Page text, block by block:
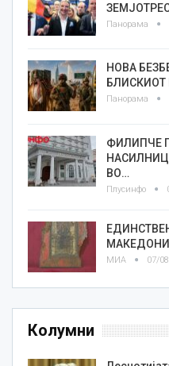
ЗЕМЈОТРЕС
Панорама
НОВА
БЛИСКИОТ
Панорама
ФИЛИПЧЕ
ВО…
Плусинфо
МИА 07/
Колумни